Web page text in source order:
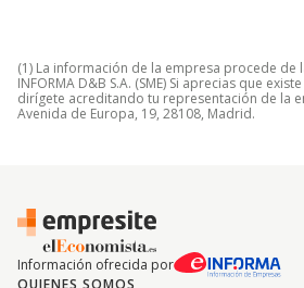
(1) La información de la empresa procede de
INFORMA D&B S.A. (SME) Si aprecias que
dirígete acreditando tu representación de la
Avenida de Europa, 19, 28108, Madrid.
Información ofrecida por
QUIENES SOMOS